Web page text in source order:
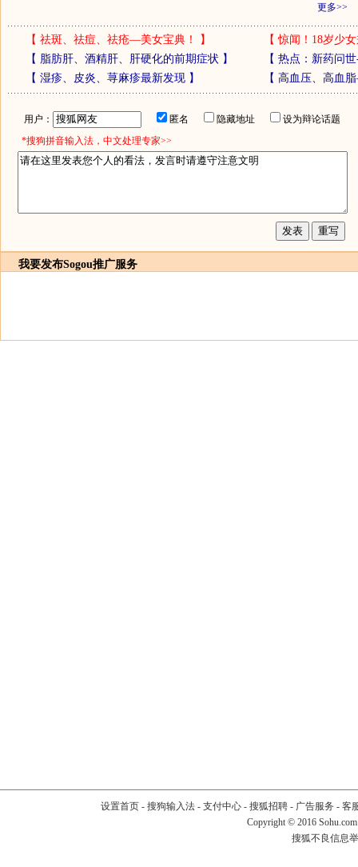
更多>>
【 祛斑、祛痘、祛疮—美女宝典！ 】 【惊闻！18岁少
【 脂肪肝、酒精肝、肝硬化的前期症状 】 【 热点：新药问
【 湿疹、皮炎、荨麻疹最新发现】 【 高血压、高血
用户： 匿名 隐藏地址
设为辩论话题
*搜狗拼音输入法，中文处理专家>>
我要发布Sogou推广服务
设置首页- 搜狗输入法- 支付中心- 搜狐招聘- 广告服务 - 客
Copyright © 2016
搜狐不良信息